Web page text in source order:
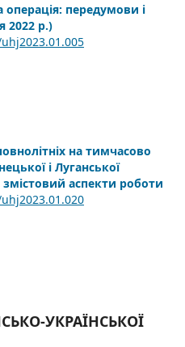
передумови і
2022 р.)
на тимчасово
і Луганської
змістовий аспекти роботи
УКРАЇНСЬКОЇ